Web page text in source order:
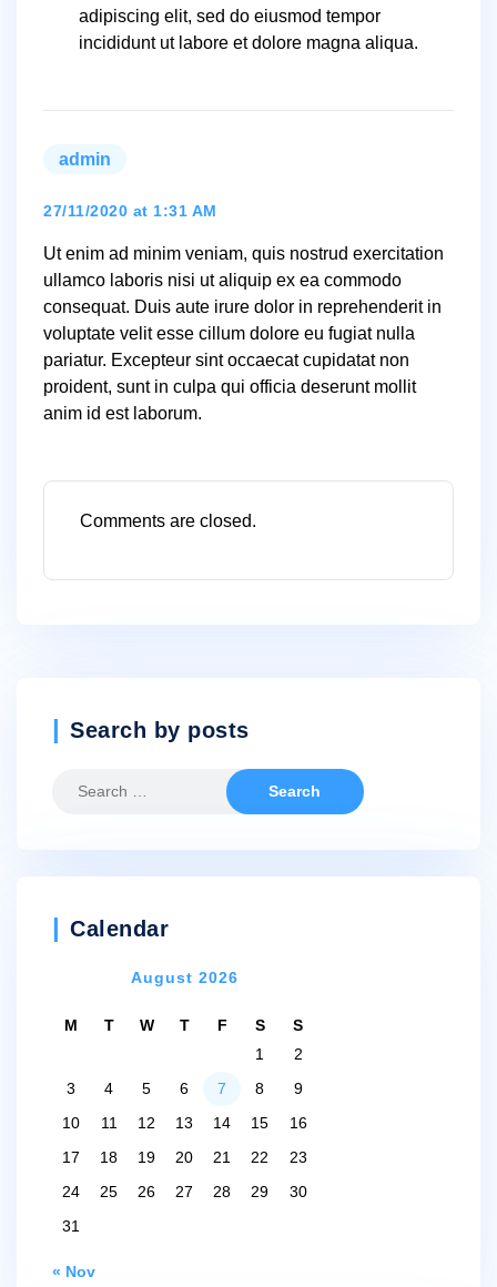
adipiscing elit, sed do eiusmod tempor
incididunt ut labore et dolore magna aliqua.
admin
27/11/2020 at 1:31 AM
Ut enim ad minim veniam, quis nostrud exercitation
ullamco laboris nisi ut aliquip ex ea commodo
consequat. Duis aute irure dolor in reprehenderit in
voluptate velit esse cillum dolore eu fugiat nulla
pariatur. Excepteur sint occaecat cupidatat non
proident, sunt in culpa qui officia deserunt mollit
anim id est laborum.
Comments are closed.
Search by posts
Calendar
August 2026
M T W T F S
S
1
2
3
4 5 6 7 8
9
10
11 12 13 14 15
16
17
18 19 20 21 22
23
24
25 26 27 28 29
30
31
« Nov